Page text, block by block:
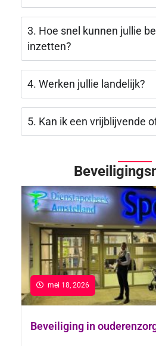
3. Hoe snel kunnen jullie
inzetten?
4. Werken jullie landelijk?
5. Kan ik een vrijblijvende
Beveiliging in
mei 18, 2026